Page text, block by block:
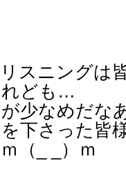
スニングは
ども…
少なめだな
下さった皆
（_ _）ｍ